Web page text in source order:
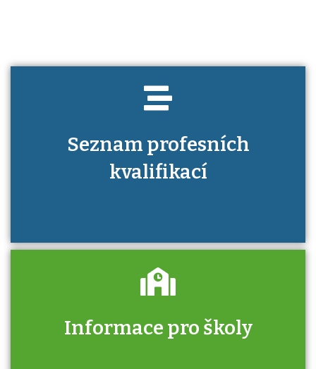
Seznam profesních
kvalifikací
Informace pro školy
Zjistěte, jak se přihlásit ke zkoušce a kde